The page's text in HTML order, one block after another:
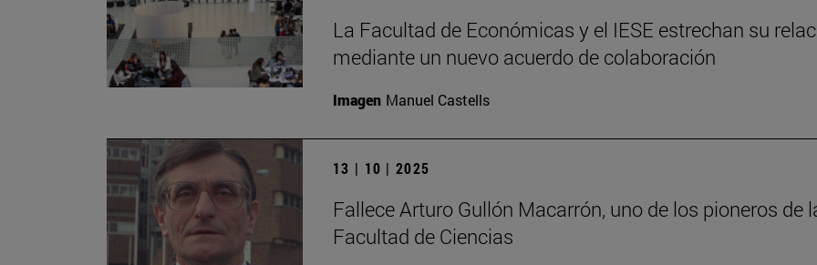
La Facultad de Económicas y el IESE estrechan su
mediante un nuevo acuerdo de colaboración
Imagen Manuel Castells
13 | 10 | 2025
Fallece Arturo Gullón Macarrón, uno de los pioneros de
Facultad de Ciencias